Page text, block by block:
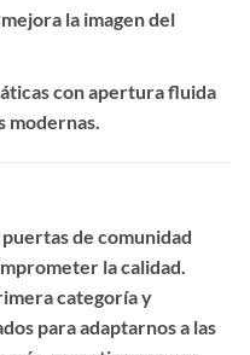
la imagen del
con apertura fluida
modernas.
puertas de comunidad
la calidad.
categoría y
para adaptarnos a las